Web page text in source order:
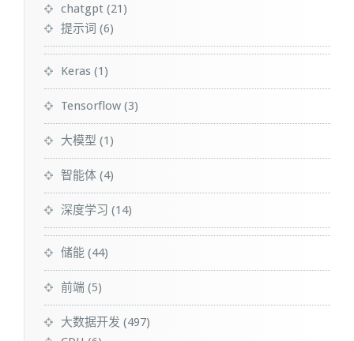
chatgpt (21)
提示词 (6)
Keras (1)
Tensorflow (3)
大模型 (1)
智能体 (4)
深度学习 (14)
储能 (44)
前端 (5)
大数据开发 (497)